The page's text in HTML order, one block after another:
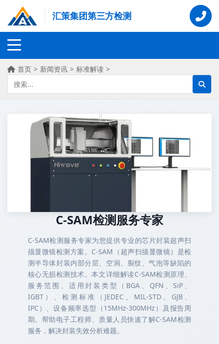
汇策集团第三方检测
首页 > 新闻资讯 > 标准解读 >
C-SAM检测服务专家
C-SAM检测服务专家为您提供专业的芯片封装超声扫
描显微镜检测方案。C-SAM（超声扫描显微镜）是检
测半导体封装内部分层、空洞、裂纹、气泡等缺陷的
核心无损检测技术。本文详细解读C-SAM检测原理、
服务范围、适用封装类型（BGA、QFN、SiP、
IGBT）、检测标准（JEDEC、MIL-STD、GJB、
IPC）、设备频率选型（15MHz-300MHz）及报告周
期。帮助电子工程师、质量人员快速了解C-SAM检测
服务，解决封装失效分析难题。